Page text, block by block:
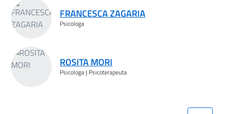
FRANCESCA ZAGARIA
Psicologa
ROSITA MORI
Psicologa | Psicoterapeuta